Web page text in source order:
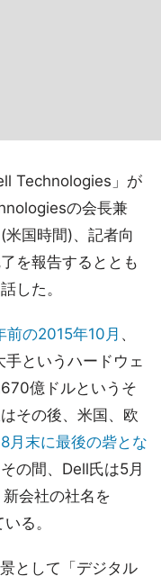
Technologies」が
の会長兼
国時間)、記者向
を報告するととも
した。
前の2015年10月 、
というハードウェ
億ドルというそ
その後、米国、欧
8月末に最後の砦とな
の間、Dell氏は5月
会社の社名を
る。
として「デジタル